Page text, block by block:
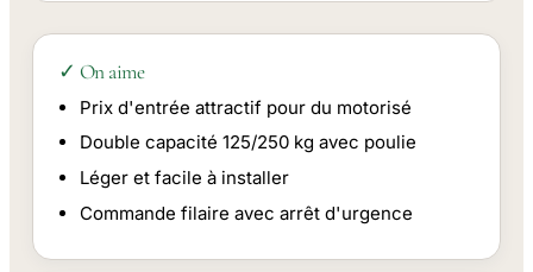
✓ On aime
Prix d'entrée attractif pour du motorisé
Double capacité 125/250 kg avec poulie
Léger et facile à installer
Commande filaire avec arrêt d'urgence